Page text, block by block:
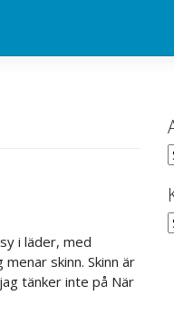
i läder, med
skinn. Skinn är
tänker inte på När